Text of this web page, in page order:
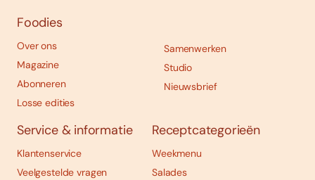
Foodies
Over ons
Magazine
Abonneren
Losse edities
Samenwerken
Studio
Nieuwsbrief
Service & informatie
Klantenservice
Veelgestelde vragen
Receptcategorieën
Weekmenu
Salades